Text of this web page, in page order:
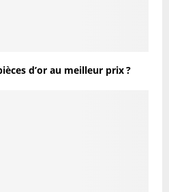
d’or au meilleur prix ?